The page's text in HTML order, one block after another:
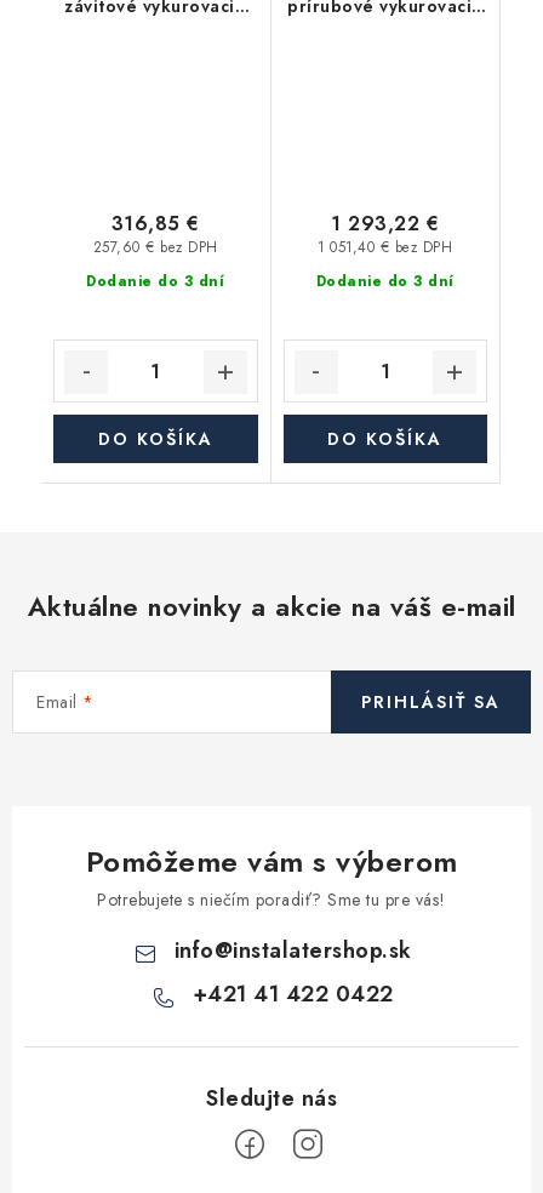
závitové vykurovacie
Dodanie do 3 dní
257,60 € bez DPH
316,85 €
DO KOŠÍKA
prírubové vykurovacie
Dodanie do 3 dní
1 051,40 € bez DPH
1 293,22 €
DO KOŠÍKA
Aktuálne novinky a akcie na váš e-mail
Email PRIHLÁSIŤ SA
Pomôžeme vám s výberom
Potrebujete s niečím poradiť? Sme tu pre vás!
info@instalatershop.sk
+421 41 422 0422